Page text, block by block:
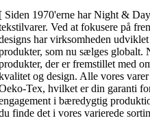
Siden 1970'erne har Night &
Ved at fokusere på
har virksomheden
som nu sælges globalt.
der er fremstillet med
og design. Alle vores
Tex, hvilket er din garanti
i bæredygtig
finde det i vores varierede